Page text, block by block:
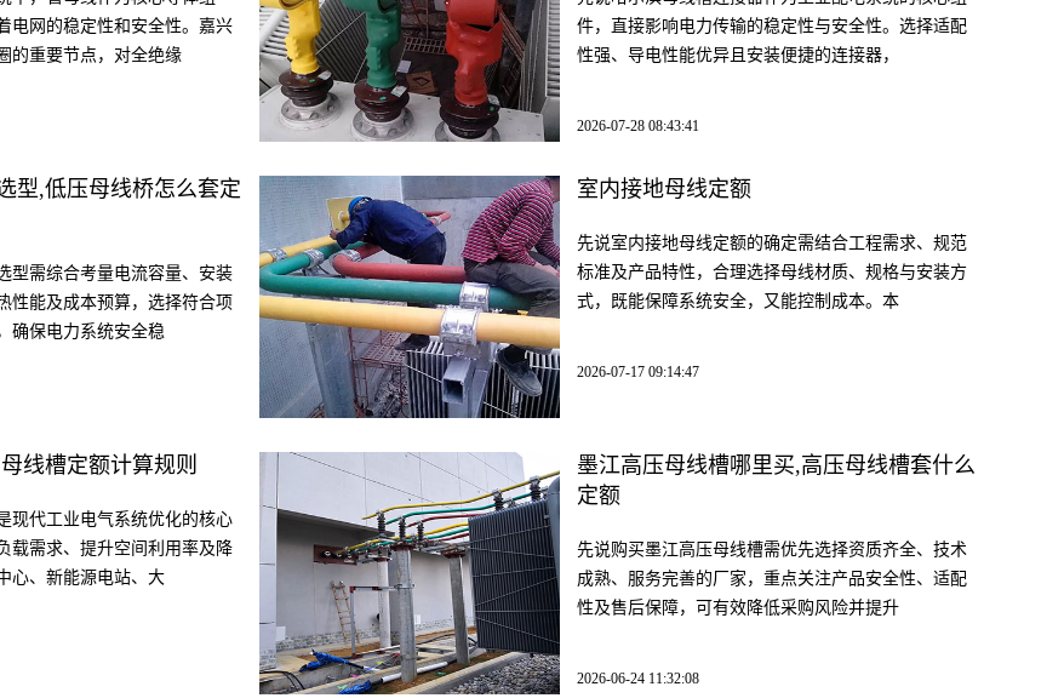
电网的稳定性和安全性。嘉兴
的重要节点，对全绝缘
件，直接影响电力传输的稳定性与安全性。选择适配
性强、导电性能优异且安装便捷的连接器，
2026-07-28 08:43:41
型,低压母线桥怎么套定
型需综合考量电流容量、安装
性能及成本预算，选择符合项
确保电力系统安全稳
室内接地母线定额
先说室内接地母线定额的确定需结合工程需求、规范
标准及产品特性，合理选择母线材质、规格与安装方
式，既能保障系统安全，又能控制成本。本
2026-07-17 09:14:47
线槽定额计算规则
现代工业电气系统优化的核心
载需求、提升空间利用率及降
心、新能源电站、大
墨江高压母线槽哪里买,高压母线槽套什么
定额
先说购买墨江高压母线槽需优先选择资质齐全、技术
成熟、服务完善的厂家，重点关注产品安全性、适配
性及售后保障，可有效降低采购风险并提升
2026-06-24 11:32:08